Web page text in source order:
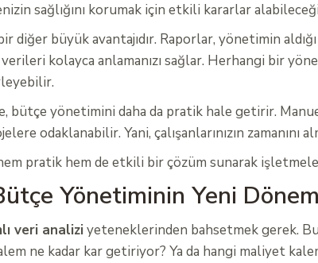
sağlığını korumak için etkili kararlar
diğer büyük avantajıdır. Raporlar, yönetimin
verileri kolayca anlamanızı sağlar. Herhangi bir
bütçe yönetimini daha da pratik hale getirir.
odaklanabilir. Yani, çalışanlarınızın zamanını
pratik hem de etkili bir çözüm sunarak
Yönetiminin Yeni
veri analiziyeteneklerinden bahsetmek gerek. Bu
ne kadar kar getiriyor? Ya da hangi maliyet